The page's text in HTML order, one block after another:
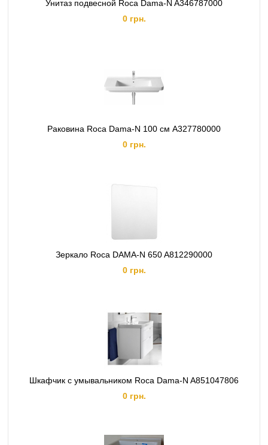
Унитаз подвесной Roca Dama-N A346787000
0 грн.
Раковина Roca Dama-N 100 см A327780000
0 грн.
Зеркало Roca DAMA-N 650 A812290000
0 грн.
Шкафчик с умывальником Roca Dama-N A851047806
0 грн.